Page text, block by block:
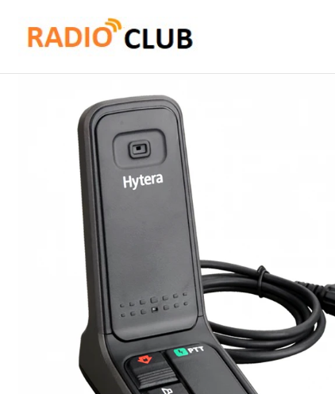
Accesorios Equipos Móviles
Hytera SM10A2 Micrófono de mesa con botón PTT grande y